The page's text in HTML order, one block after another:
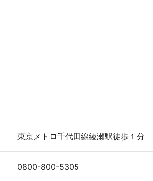
東京メトロ千代田線綾瀬駅徒歩１分
0800-800-5305